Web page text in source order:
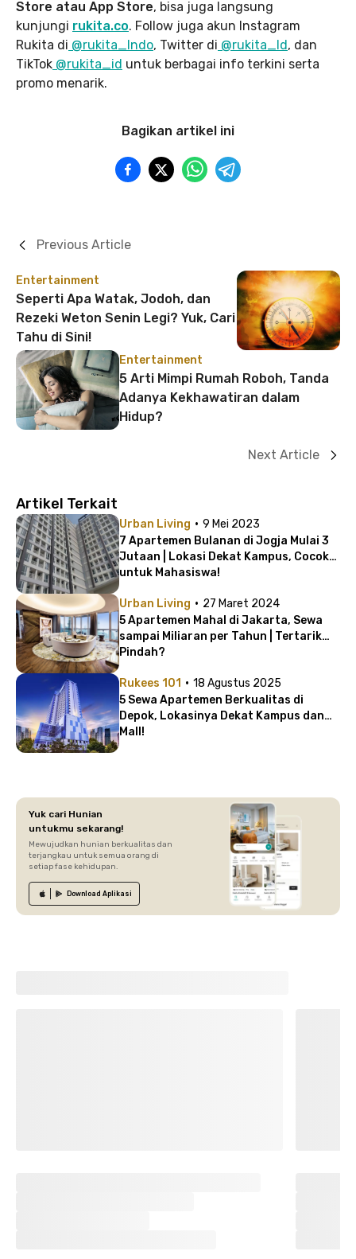
Store atau App Store, bisa juga langsung
kunjungi rukita.co. Follow juga akun Instagram
Rukita di @rukita_Indo, Twitter di @rukita_Id, dan
TikTok @rukita_id untuk berbagai info terkini serta
promo menarik.
Bagikan artikel ini
Entertainment
Seperti Apa Watak, Jodoh, dan
Rezeki Weton Senin Legi? Yuk, Cari
Tahu di Sini!
Previous Article
Entertainment
5 Arti Mimpi Rumah Roboh, Tanda
Adanya Kekhawatiran dalam
Hidup?
Next Article
Artikel Terkait
Urban Living · 9 Mei 2023
7 Apartemen Bulanan di Jogja Mulai 3
Jutaan | Lokasi Dekat Kampus, Cocok
untuk Mahasiswa!
Urban Living · 27 Maret 2024
5 Apartemen Mahal di Jakarta, Sewa
sampai Miliaran per Tahun | Tertarik
Pindah?
Rukees 101 · 18 Agustus 2025
5 Sewa Apartemen Berkualitas di
Depok, Lokasinya Dekat Kampus dan
Mall!
Yuk cari Hunian
untukmu sekarang!
Mewujudkan hunian berkualitas dan
terjangkau untuk semua orang di
setiap fase kehidupan.
Download Aplikasi